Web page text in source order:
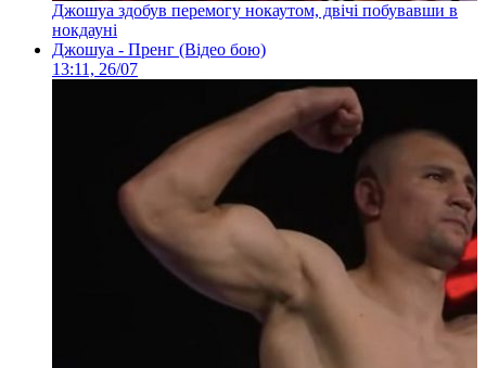
Джошуа здобув перемогу нокаутом, двічі побувавши в
нокдауні
Джошуа - Пренг (Відео бою)
13:11, 26/07